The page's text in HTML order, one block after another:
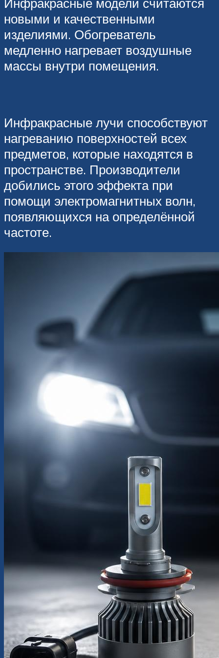
Инфракрасные модели считаются
новыми и качественными
изделиями. Обогреватель
медленно нагревает воздушные
массы внутри помещения.
Инфракрасные лучи способствуют
нагреванию поверхностей всех
предметов, которые находятся в
пространстве. Производители
добились этого эффекта при
помощи электромагнитных волн,
появляющихся на определённой
частоте.